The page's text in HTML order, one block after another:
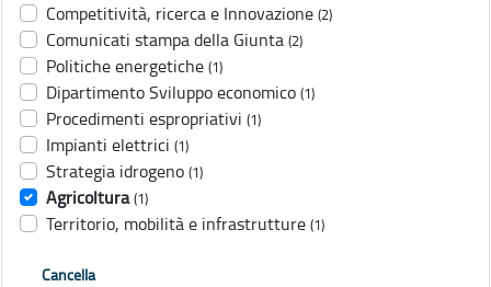
Competitività, ricerca e Innovazione (2)
Comunicati stampa della Giunta (2)
Politiche energetiche (1)
Dipartimento Sviluppo economico (1)
Procedimenti espropriativi (1)
Impianti elettrici (1)
Strategia idrogeno (1)
Agricoltura (1)
Territorio, mobilità e infrastrutture (1)
Cancella